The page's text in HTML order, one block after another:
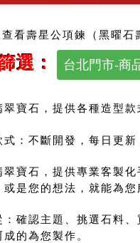
看壽星公項鍊（黑曜石
選： 台北門市-商
翠寶石，提供各種造型款
式：不斷開發，每日更
翠寶石，提供專業客製
或是您的想法，就能為您
：確認主題、挑選石料
的為您製作。